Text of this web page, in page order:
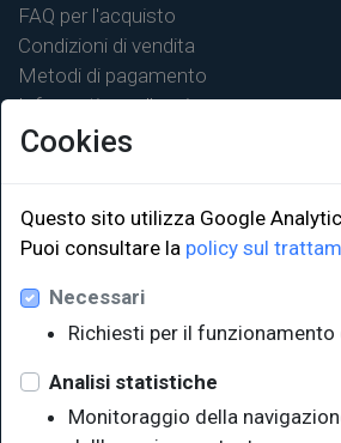
FAQ per l'acquisto
Condizioni di vendita
Metodi di pagamento
Informativa sulla privacy
LINK ISTITUZIONALI
Università degli Studi di Trieste
Sistema Bibliotecario di Ateneo
EUT in cifre
Cookies
Questo sito utilizza Google
Puoi consultare la policy sul
Necessari
Richiesti per il funzionamento
Analisi statistiche
Monitoraggio della